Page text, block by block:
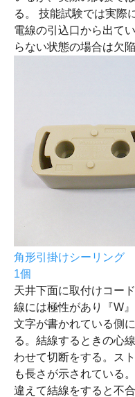
る。 技能試験では実際
電線の引込口から出て
らない状態の場合は欠陥
角形引掛けシーリング
1個
天井下面に取付けコー
線には極性があり『W
文字が書かれている側
る。結線するときの心
わせて切断をする。ス
も長さが示されている
違えて結線をすると不